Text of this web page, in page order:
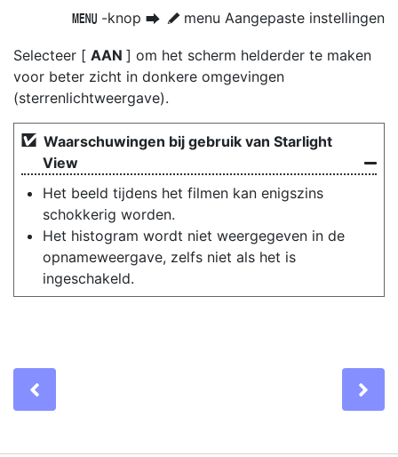
G -knop U A menu Aangepaste instellingen
Selecteer [ AAN ] om het scherm helderder te maken
voor beter zicht in donkere omgevingen
(sterrenlichtweergave).
Waarschuwingen bij gebruik van Starlight
View
Het beeld tijdens het filmen kan enigszins
schokkerig worden.
Het histogram wordt niet weergegeven in de
opnameweergave, zelfs niet als het is
ingeschakeld.